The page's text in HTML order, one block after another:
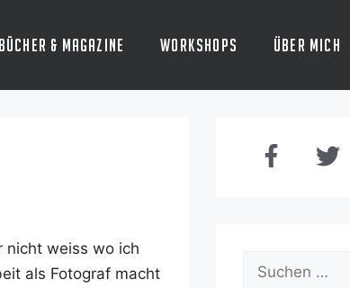
Bücher & Magazine Workshops Über mich
nicht weiss wo ich
als Foto­graf macht
Suchen